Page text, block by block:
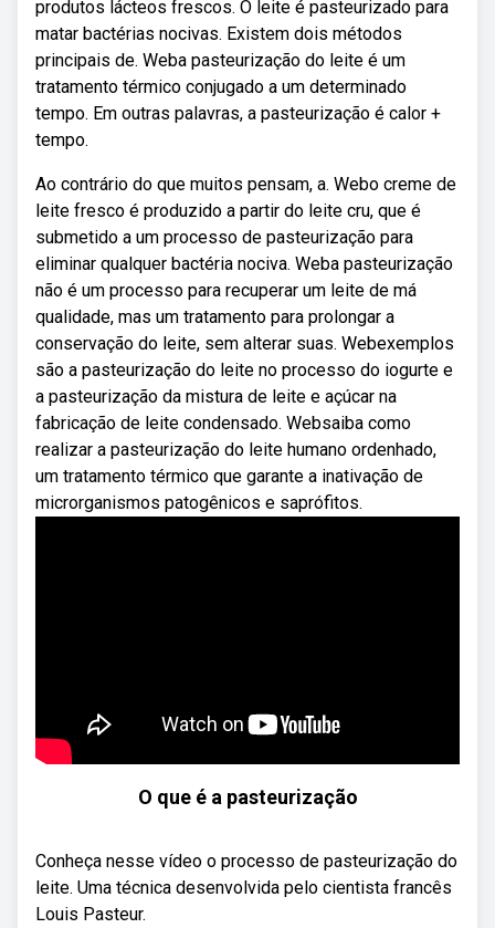
produtos lácteos frescos. O leite é pasteurizado para
matar bactérias nocivas. Existem dois métodos
principais de. Weba pasteurização do leite é um
tratamento térmico conjugado a um determinado
tempo. Em outras palavras, a pasteurização é calor +
tempo.
Ao contrário do que muitos pensam, a. Webo creme de
leite fresco é produzido a partir do leite cru, que é
submetido a um processo de pasteurização para
eliminar qualquer bactéria nociva. Weba pasteurização
não é um processo para recuperar um leite de má
qualidade, mas um tratamento para prolongar a
conservação do leite, sem alterar suas. Webexemplos
são a pasteurização do leite no processo do iogurte e
a pasteurização da mistura de leite e açúcar na
fabricação de leite condensado. Websaiba como
realizar a pasteurização do leite humano ordenhado,
um tratamento térmico que garante a inativação de
microrganismos patogênicos e saprófitos.
O que é a pasteurização
Conheça nesse vídeo o processo de pasteurização do
leite. Uma técnica desenvolvida pelo cientista francês
Louis Pasteur.